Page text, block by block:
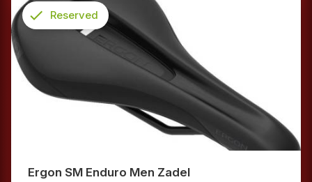
Ergon SM Enduro Men Zadel
check
Reserved